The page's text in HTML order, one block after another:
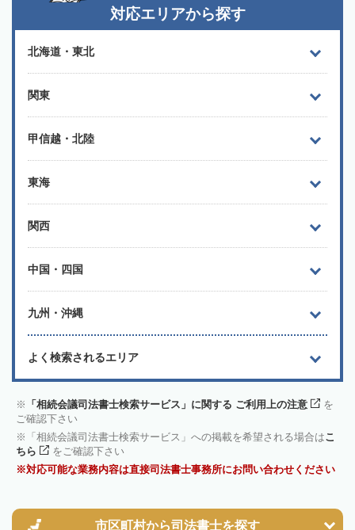
対応エリアから探す
北海道・東北
関東
甲信越・北陸
東海
関西
中国・四国
九州・沖縄
よく検索されるエリア
「相続会議司法書士検索サービス」に関する ご利用上の注意
を
ご確認下さい
「相続会議司法書士検索サービス」への掲載を希望される場合はこ
ちら
をご確認下さい
対応可能な業務内容は直接司法書士事務所にお問い合わせください
市区町村から司法書士を探す